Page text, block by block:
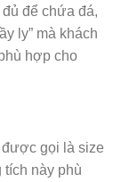
để chứa đá,
ly” mà khách
hợp cho
gọi là size
tích này phù